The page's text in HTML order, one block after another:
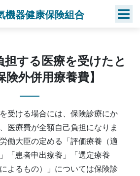
機器健康保険組合
担する医療を受けたと
外併用療養費】
受ける場合には、保険診療にか
医療費が全額自己負担になりま
働大臣の定める「評価療養（適
「患者申出療養」「選定療養
よるもの）」については保険診